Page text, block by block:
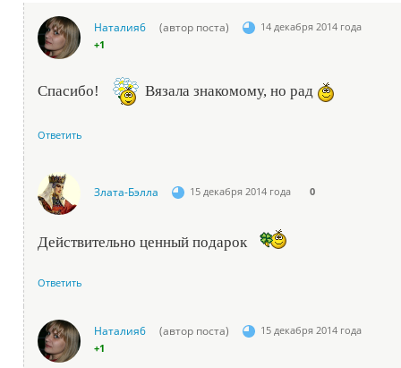
Наталия6 (автор поста)
14 декабря 2014 года
+1
Спасибо! Вязала знакомому, но рад
Ответить
Злата-Бэлла 15 декабря 2014 года 0
Действительно ценный подарок
Ответить
Наталия6 (автор поста)
15 декабря 2014 года
+1